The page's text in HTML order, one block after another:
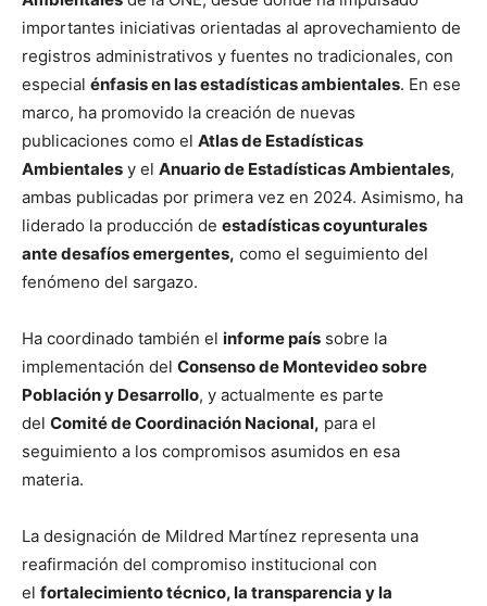
importantes iniciativas orientadas al aprovechamiento de
registros administrativos y fuentes no tradicionales, con
especial énfasis en las estadísticas ambientales. En ese
marco, ha promovido la creación de nuevas
publicaciones como el Atlas de Estadísticas
Ambientales y el Anuario de Estadísticas Ambientales,
ambas publicadas por primera vez en 2024. Asimismo, ha
liderado la producción de estadísticas coyunturales
ante desafíos emergentes, como el seguimiento del
fenómeno del sargazo.
Ha coordinado también el informe país sobre la
implementación del Consenso de Montevideo sobre
Población y Desarrollo, y actualmente es parte
del Comité de Coordinación Nacional, para el
seguimiento a los compromisos asumidos en esa
materia.
La designación de Mildred Martínez representa una
reafirmación del compromiso institucional con
el fortalecimiento técnico, la transparencia y la